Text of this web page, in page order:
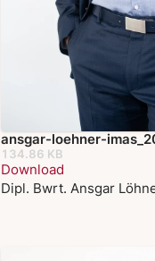
ansgar-loehner-
134.86 KB
Download
Dipl. Bwrt. Ansgar